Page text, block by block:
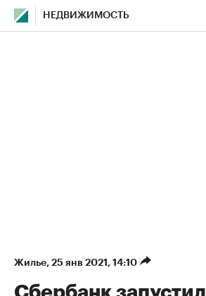
НЕДВИЖИМОСТЬ
Жилье⁠, 25 янв 2021, 14:10